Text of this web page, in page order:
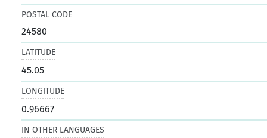
POSTAL CODE
24580
LATITUDE
45.05
LONGITUDE
0.96667
IN OTHER LANGUAGES